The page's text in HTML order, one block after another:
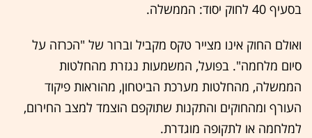
בסעיף 40 לחוק יסוד: הממשלה.
ואולם החוק אינו מצייר טקס מקביל וברור של "הכרזה על
סיום מלחמה". בפועל, המשמעות נגזרת מהחלטות
הממשלה, מהחלטות מערכת הביטחון, מהוראות פיקוד
העורף ומהחוקים והתקנות שתוקפם הוצמד למצב החירום,
למלחמה או לתקופה מוגדרת.